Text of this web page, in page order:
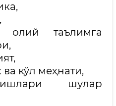
олий таълимга
қўл меҳнати,
шулар